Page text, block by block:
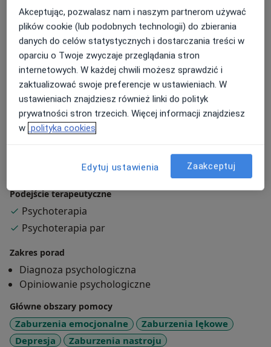
Pracowałam m.in. w centrach zdrowia psychicznego,
oddziałach psychiatrycznych: rehabilitacji
ogólnopsychiatrycznej oraz na oddziale podwójnej
diagnozy, pracując z osobami z zaburzeniami
osobowości, uzależnieniami oraz po urazach mózgu.
Odbyłam również staże zagraniczne (Portugalia,
Malta, Włochy), gdzie pracowałam z osobami
potrzebującymi wsparcia w obszarze
psychoseksualnym oraz ze społecznością LGBTI+.
Łączę podejście oparte na dowodach naukowych (CBT)
z koncentracją na zasobach i indywidualnych
Podejście terapeutyczne
Psychoterapia
Psychoterapia par
Zakres porad
Diagnoza psychologiczna
Opiniowanie psychologiczne
Główne obszary pomocy
Zaburzenia emocjonalne
Zaburzenia lękowe
Depresja
Zaburzenia nastroju
Akceptując, pozwalasz nam i naszym partnerom używać
plików cookie (lub podobnych technologii) do zbierania
danych do celów statystycznych i dostarczania treści w
oparciu o Twoje zwyczaje przeglądania stron
internetowych. W każdej chwili możesz sprawdzić i
zaktualizować swoje preferencje w ustawieniach. W
ustawieniach znajdziesz również linki do polityk
prywatności stron trzecich. Więcej informacji znajdziesz
w polityka cookies
Edytuj ustawienia Zaakceptuj